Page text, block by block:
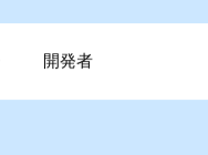
開発者